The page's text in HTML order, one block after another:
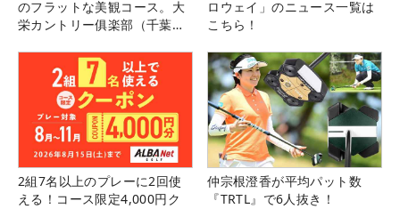
のフラットな美観コース。大
栄カントリー俱楽部（千葉
ロウェイ」のニュース一覧は
こちら！
2組7名以上のプレーに2回使
える！コース限定4,000円ク
仲宗根澄香が平均パット数
『TRTL』で6人抜き！